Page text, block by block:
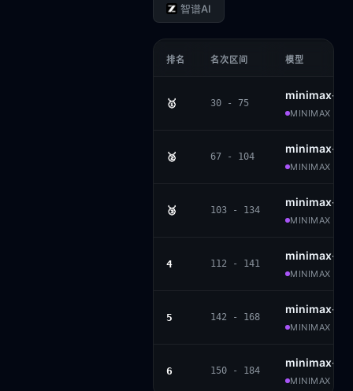
智谱AI
排名 名次区间 模型
🥇 30 - 75
minimax-
MINIMAX ·
🥈 67 - 104
minimax-
MINIMAX ·
🥉 103 - 134
minimax-
MINIMAX ·
4 112 - 141
minimax-
MINIMAX ·
5 142 - 168
minimax-m1
MINIMAX ·
6 150 - 184
minimax-
MINIMAX ·